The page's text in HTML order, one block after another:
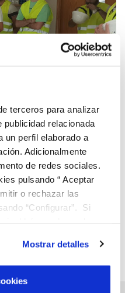
terceros para analizar
relacionada
un perfil elaborado a
Adicionalmente
de redes sociales.
pulsando “ Aceptar
o rechazar las
“Configurar”. Si
sitio web funcione y que
Puedes consultar
de Cookies
Mostrar detalles
Granada realizaron
de Agua
ubicada en Albolote,
Siguiente